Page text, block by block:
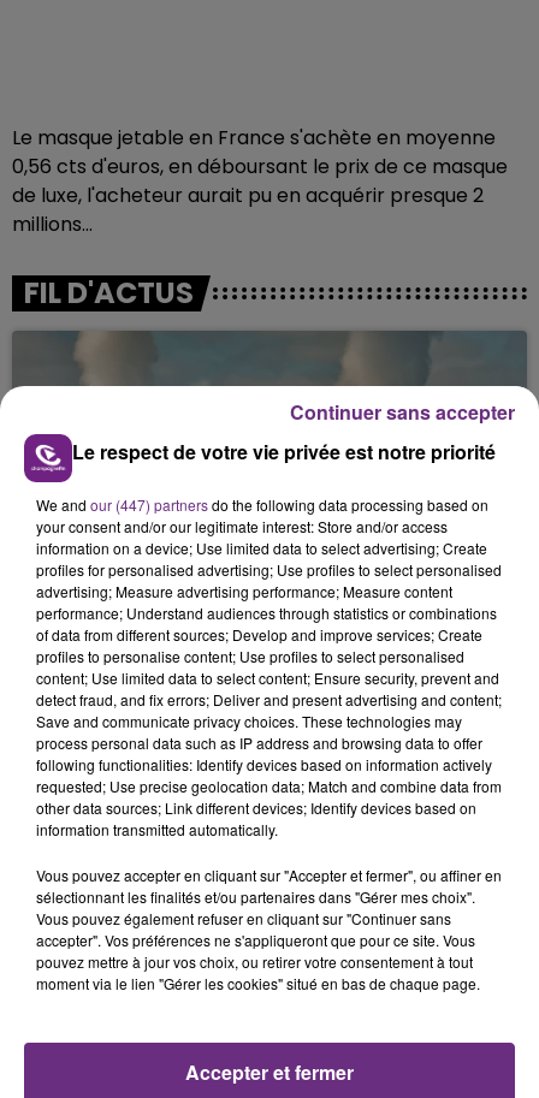
Le masque jetable en France s'achète en moyenne
0,56 cts d'euros, en déboursant le prix de ce masque
de luxe, l'acheteur aurait pu en acquérir presque 2
millions...
FIL D'ACTUS
LA CENTRALE NUCLÉAIRE DE CHOOZ
TOUJOURS À L'ARRÊT
Cela fait déjà une semaine que la centrale
nucléaire ardennaise est à l'arrêt. Une situation
justifiée par la sécheresse intense qui est toujours
présente.
SES PORTES
C'était l'une des institutions du centre-ville
rémois. Le magasin JouéClub est contraint de
fermer ses portes.
TITRES DIFFUSÉS
Le respect de votre vie privée est notre priorité
We and our (447) partnersdo the following data processing based on
your consent and/or our legitimate interest: Store and/or access
information on a device; Use limited data to select advertising; Create
profiles for personalised advertising; Use profiles to select personalised
advertising; Measure advertising performance; Measure content
performance; Understand audiences through statistics or combinations
of data from different sources; Develop and improve services; Create
profiles to personalise content; Use profiles to select personalised
content; Use limited data to select content; Ensure security, prevent and
detect fraud, and fix errors; Deliver and present advertising and content;
Save and communicate privacy choices. These technologies may
process personal data such as IP address and browsing data to offer
following functionalities: Identify devices based on information actively
requested; Use precise geolocation data; Match and combine data from
other data sources; Link different devices; Identify devices based on
information transmitted automatically.
Vous pouvez accepter en cliquant sur "Accepter et fermer", ou affiner en
sélectionnant les finalités et/ou partenaires dans "Gérer mes choix".
Vous pouvez également refuser en cliquant sur "Continuer sans
accepter". Vos préférences ne s'appliqueront que pour ce site. Vous
pouvez mettre à jour vos choix, ou retirer votre consentement à tout
moment via le lien "Gérer les cookies" situé en bas de chaque page.
Accepter et fermer
Continuer sans accepter